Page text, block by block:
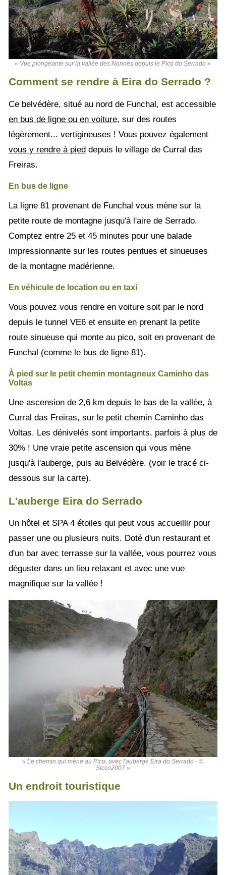
« Vue plongeante sur la vallée des Nonnes depuis le Pico do Serrado »
Comment se rendre à Eira do Serrado ?
Ce belvédère, situé au nord de Funchal, est accessible
en bus de ligne ou en voiture, sur des routes
légèrement... vertigineuses ! Vous pouvez également
vous y rendre à pieddepuis le village de Curral das
Freiras.
En bus de ligne
La ligne 81 provenant de Funchal vous mène sur la
petite route de montagne jusqu'à l'aire de Serrado.
Comptez entre 25 et 45 minutes pour une balade
impressionnante sur les routes pentues et sinueuses
de la montagne madérienne.
En véhicule de location ou en taxi
Vous pouvez vous rendre en voiture soit par le nord
depuis le tunnel VE6 et ensuite en prenant la petite
route sinueuse qui monte au pico, soit en provenant de
Funchal (comme le bus de ligne 81).
À pied sur le petit chemin montagneux Caminho das
Voltas
Une ascension de 2,6 km depuis le bas de la vallée, à
Curral das Freiras, sur le petit chemin Caminho das
Voltas. Les dénivelés sont importants, parfois à plus de
30% ! Une vraie petite ascension qui vous mène
jusqu'à l'auberge, puis au Belvédère. (voir le tracé ci-
dessous sur la carte).
L'auberge Eira do Serrado
Un hôtel et SPA 4 étoiles qui peut vous accueillir pour
passer une ou plusieurs nuits. Doté d'un restaurant et
d'un bar avec terrasse sur la vallée, vous pourrez vous
déguster dans un lieu relaxant et avec une vue
magnifique sur la vallée !
« Le chemin qui mène au Pico, avec l'auberge Eira do Serrado - ©
Sicco2007 »
Un endroit touristique